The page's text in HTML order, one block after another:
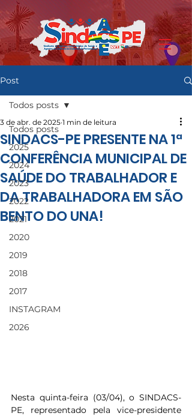
Post
Todos posts
2025
2024
2023
2022
2021
2020
2019
2018
2017
INSTAGRAM
2026
Todos posts
SINDACS-PE PRESENTE NA 1ª
CONFERÊNCIA MUNICIPAL DE
SAÚDE DO TRABALHADOR E
DA TRABALHADORA EM SÃO
BENTO DO UNA!
3 de abr. de 2025 1 min de leitura
Nesta quinta-feira (03/04), o SINDACS-
PE, representado pela vice-presidente